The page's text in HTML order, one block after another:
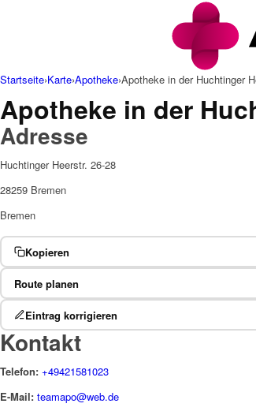
Startseite›Karte›Apotheke›Apotheke in der Huchtinger
Apotheke in der
Adresse
Huchtinger Heerstr. 26-28
28259 Bremen
Bremen
Kopieren
Route planen
Eintrag korrigieren
Kontakt
Telefon: +49421581023
E-Mail: teamapo@web.de